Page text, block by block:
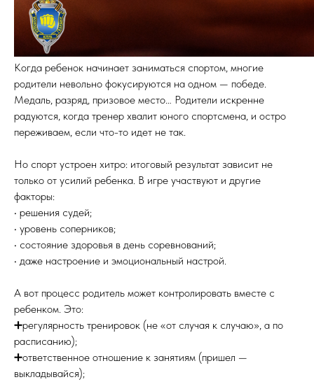
Когда ребенок начинает заниматься спортом, многие
родители невольно фокусируются на одном — победе.
Медаль, разряд, призовое место… Родители искренне
радуются, когда тренер хвалит юного спортсмена, и остро
переживаем, если что-то идет не так.
Но спорт устроен хитро: итоговый результат зависит не
только от усилий ребенка. В игре участвуют и другие
факторы:
• решения судей;
• уровень соперников;
• состояние здоровья в день соревнований;
• даже настроение и эмоциональный настрой.
А вот процесс родитель может контролировать вместе с
ребенком. Это:
➕регулярность тренировок (не «от случая к случаю», а по
расписанию);
➕ответственное отношение к занятиям (пришел —
выкладывайся);